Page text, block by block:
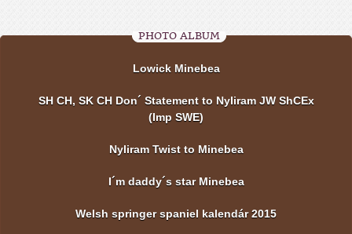
PHOTO ALBUM
Lowick Minebea
SH CH, SK CH Don´ Statement to Nyliram JW ShCEx
(Imp SWE)
Nyliram Twist to Minebea
I´m daddy´s star Minebea
Welsh springer spaniel kalendár 2015